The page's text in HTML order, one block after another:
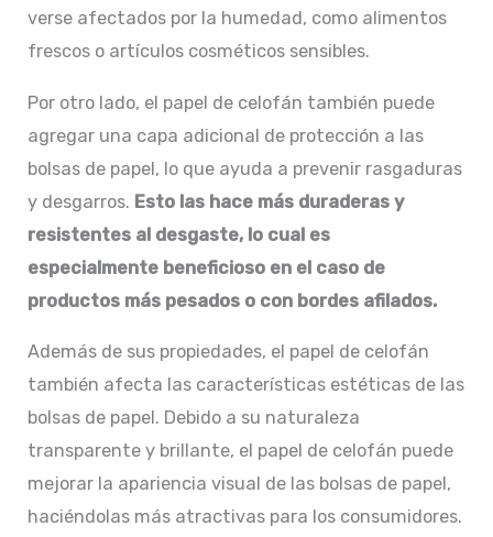
verse afectados por la humedad, como alimentos
frescos o artículos cosméticos sensibles.
Por otro lado, el papel de celofán también puede
agregar una capa adicional de protección a las
bolsas de papel, lo que ayuda a prevenir rasgaduras
y desgarros. Esto las hace más duraderas y
resistentes al desgaste, lo cual es
especialmente beneficioso en el caso de
productos más pesados o con bordes afilados.
Además de sus propiedades, el papel de celofán
también afecta las características estéticas de las
bolsas de papel. Debido a su naturaleza
transparente y brillante, el papel de celofán puede
mejorar la apariencia visual de las bolsas de papel,
haciéndolas más atractivas para los consumidores.